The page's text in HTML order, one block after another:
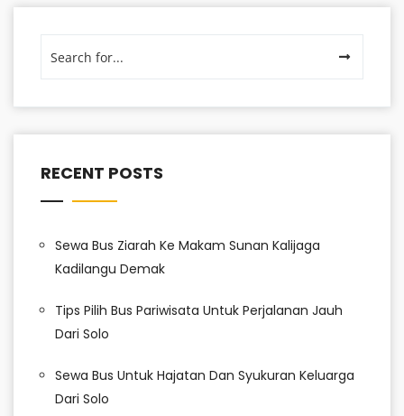
RECENT POSTS
Sewa Bus Ziarah Ke Makam Sunan Kalijaga
Kadilangu Demak
Tips Pilih Bus Pariwisata Untuk Perjalanan Jauh
Dari Solo
Sewa Bus Untuk Hajatan Dan Syukuran Keluarga
Dari Solo